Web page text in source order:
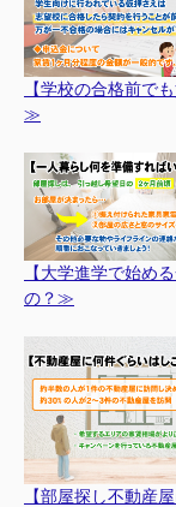
【学校の合格前で
≫
【大学進学で始め
の？≫
【部屋探し不動産